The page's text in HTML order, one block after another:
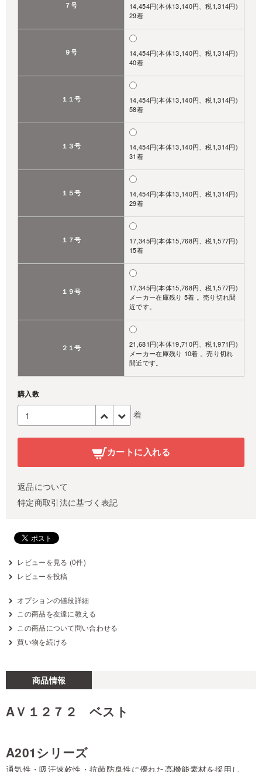
７号
14,454円(本体13,140円、税1,314円)
29着
９号
14,454円(本体13,140円、税1,314円)
40着
１１号
14,454円(本体13,140円、税1,314円)
58着
１３号
14,454円(本体13,140円、税1,314円)
31着
１５号
14,454円(本体13,140円、税1,314円)
29着
１７号
17,345円(本体15,768円、税1,577円)
15着
１９号
17,345円(本体15,768円、税1,577円)
メーカー在庫残り 5着 。売り切れ間
近です。
２１号
21,681円(本体19,710円、税1,971円)
メーカー在庫残り 10着 。売り切れ
間近です。
購入数
着
カートに入れる
返品について
特定商取引法に基づく表記
レビューを見る (0件)
レビューを投稿
オプションの値段詳細
この商品を友達に教える
この商品について問い合わせる
買い物を続ける
商品情報
AＶ１２７２ ベスト
A201シリーズ
通気性・吸汗速乾性・抗菌防臭性に優れた高機能素材を採用し、